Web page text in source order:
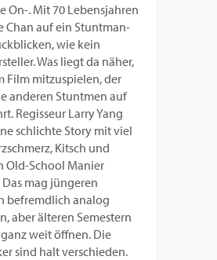
On-. Mit 70 Lebensjahren
Chan auf ein Stuntman-
wie kein
Was liegt da näher,
Film mitzuspielen, der
anderen Stuntmen auf
Regisseur Larry Yang
schlichte Story mit viel
Kitsch und
Old-School Manier
mag jüngeren
befremdlich analog
aber älteren Semestern
weit öffnen. Die
sind halt verschieden.